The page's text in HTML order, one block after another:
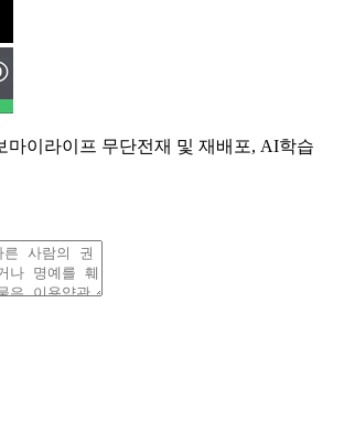
이라이프 무단전재 및 재배포, AI학습